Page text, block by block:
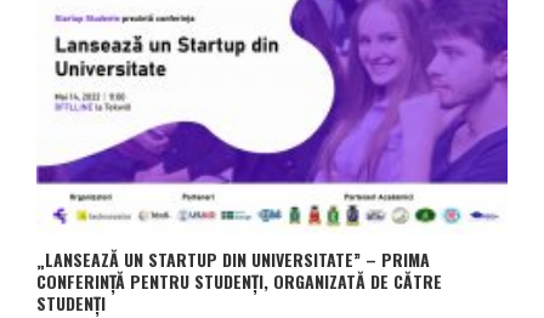
„LANSEAZĂ UN STARTUP DIN UNIVERSITATE” – PRIMA
CONFERINȚĂ PENTRU STUDENȚI, ORGANIZATĂ DE CĂTRE
STUDENȚI